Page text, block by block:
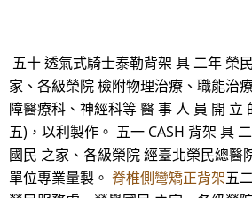
五十 透氣式騎士泰勒背架 具 二年 榮
家、各級榮院 檢附物理治療、職能治
障醫療科、神經科等 醫 事 人 員 開 立
五)，以利製作。 五一 CASH 背架 具
國民 之家、各級榮院 經臺北榮民總醫
單位專業量製。 脊椎側彎矯正背架五